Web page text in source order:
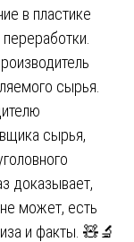
в пластике
сырья.
сырья,
доказывает,
может, есть
и факты. 🧸🔬